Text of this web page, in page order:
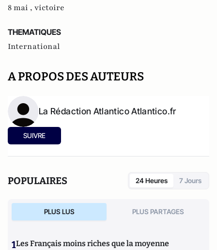
8 mai , victoire
THEMATIQUES
International
A PROPOS DES AUTEURS
La Rédaction Atlantico Atlantico.fr
SUIVRE
POPULAIRES 24 Heures 7 Jours
PLUS LUS PLUS PARTAGES
1Les Français moins riches que la moyenne